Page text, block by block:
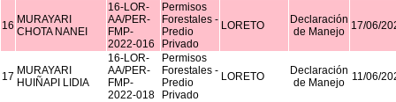
16 MURAYARI
CHOTA NANEI
16-LOR-
AA/PER-
FMP-
2022-016
Permisos
Forestales -
Predio
Privado
LORETO
Declaración
de Manejo 17/06/
17 MURAYARI
HUIÑAPI LIDIA
16-LOR-
AA/PER-
FMP-
2022-018
Permisos
Forestales -
Predio
Privado
LORETO
Declaración
de Manejo
11/06/